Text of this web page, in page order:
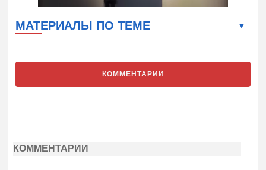
МАТЕРИАЛЫ ПО ТЕМЕ
КОММЕНТАРИИ
КОММЕНТАРИИ